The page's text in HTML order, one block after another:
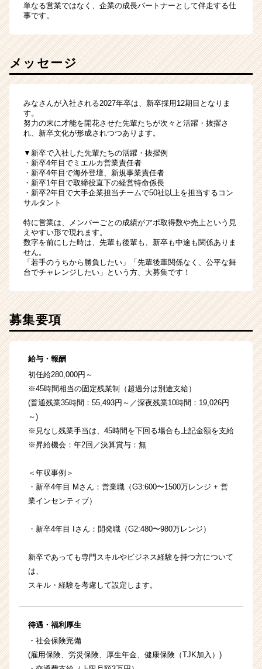
単なる営業ではなく、企業の成長パートナーとして伴走する仕
事です。
メッセージ
みなさんが入社される2027年卒は、新卒採用12期目となりま
す。
努力の末に才能を開花させた先輩たちが次々と活躍・抜擢さ
れ、新卒文化が形成されつつあります。
▼新卒で入社した先輩たちの活躍・抜擢例
・新卒4年目でミエルカ営業責任者
・新卒4年目で海外登壇、新規事業責任者
・新卒1年目で取締役直下の経営特命係長
・新卒2年目で大手企業担当チームで50社以上を担当するコン
サルタント
特に営業は、メンバーごとの成績がアポ取得数や売上という見
えやすい形で現れます。
数字を前にした時は、先輩も後輩も、新卒も中途も関係ありま
せん。
「若手のうちから勝負したい」「先輩後輩関係なく、公平な舞
台でチャレンジしたい」という方、大募集です！
募集要項
給与・報酬
初任給280,000円～
※45時間相当の固定残業制（超過分は別途支給）
(普通残業35時間：55,493円～／深夜残業10時間：19,026円
～)
※見なし残業手当は、45時間を下回る場合も上記金額を支給
※昇給機会：年2回／決算賞与：無
＜年収事例＞
・新卒4年目 Mさん：営業職（G3:600〜1500万レンジ + 営
業インセンティブ）
・新卒4年目 Iさん：開発職（G2:480〜980万レンジ）
新卒であっても専門スキルやビジネス経験を持つ方について
は、
スキル・経験を考慮して設定します。
待遇・福利厚生
・社会保険完備
(雇用保険、労災保険、厚生年金、健康保険（TJK加入）)